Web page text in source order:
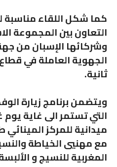
كما شكل اللقاء
التعاون بين المجموعة
وشركائها الإسبان من
الجهوية العاملة في
ثانية.
ويتضمن برنامج زيارة
التي تستمر الى غاية
ميدانية للمركز
مع مهنيي الخياطة
المغربية للنسيج و